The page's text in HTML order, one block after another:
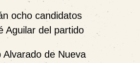
ocho candidatos
Aguilar del partido
Alvarado de Nueva